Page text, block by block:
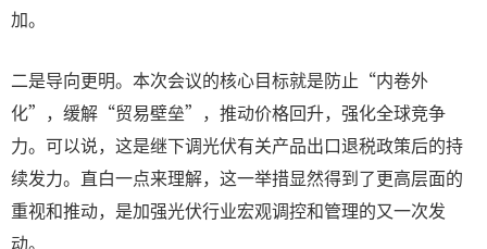
加。
二是导向更明。本次会议的核心目标就是防止“内卷外
化”，缓解“贸易壁垒”，推动价格回升，强化全球竞争
力。可以说，这是继下调光伏有关产品出口退税政策后的持
续发力。直白一点来理解，这一举措显然得到了更高层面的
重视和推动，是加强光伏行业宏观调控和管理的又一次发
动。